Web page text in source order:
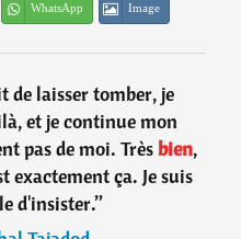
WhatsApp Image
de laisser tomber, je
et je continue mon
pas de moi. Trèsbien,
exactement ça. Je suis
d'insister.”